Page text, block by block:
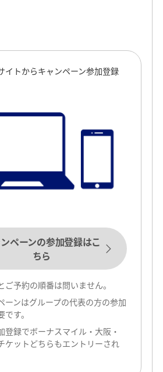
イトからキャンペーン参加登録
ペーンの参加登録はこ
ちら
ご予約の順番は問いません。
ーンはグループの代表の方の参加
す。
登録でボーナスマイル・大阪・
ケットどちらもエントリーされ